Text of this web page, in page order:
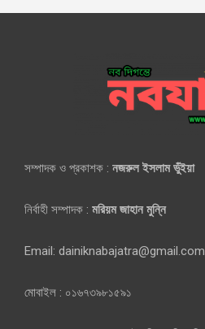
সম্পাদক ও প্রকাশক : নজরুল ইসলাম ভুঁইয়া
নির্বাহী সম্পাদক : মরিয়ম জাহান মুন্নি
Email: dainiknabajatra@gmail.com
মোবাইল : ০১৬৭৩৯৮১৫৯১